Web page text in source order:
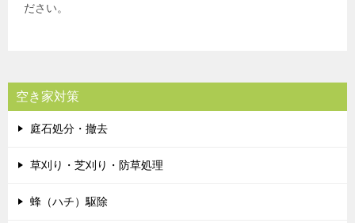
ださい。
空き家対策
庭石処分・撤去
草刈り・芝刈り・防草処理
蜂（ハチ）駆除